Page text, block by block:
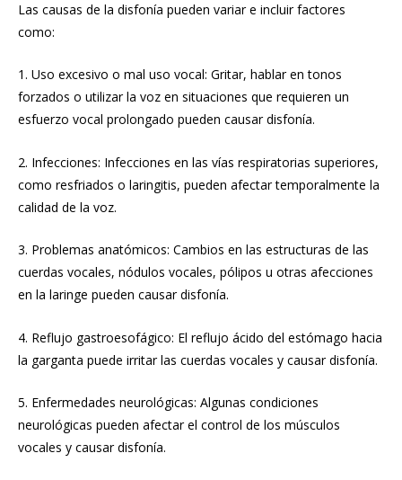
Las causas de la disfonía pueden variar e incluir factores
como:
1. Uso excesivo o mal uso vocal: Gritar, hablar en tonos
forzados o utilizar la voz en situaciones que requieren un
esfuerzo vocal prolongado pueden causar disfonía.
2. Infecciones: Infecciones en las vías respiratorias superiores,
como resfriados o laringitis, pueden afectar temporalmente la
calidad de la voz.
3. Problemas anatómicos: Cambios en las estructuras de las
cuerdas vocales, nódulos vocales, pólipos u otras afecciones
en la laringe pueden causar disfonía.
4. Reflujo gastroesofágico: El reflujo ácido del estómago hacia
la garganta puede irritar las cuerdas vocales y causar disfonía.
5. Enfermedades neurológicas: Algunas condiciones
neurológicas pueden afectar el control de los músculos
vocales y causar disfonía.